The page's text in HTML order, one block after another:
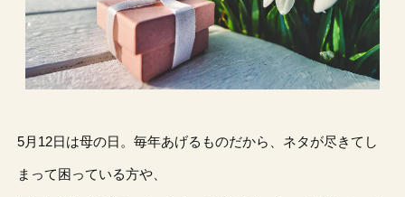
5月12日は母の日。毎年あげるものだから、ネタが尽きてし
まって困っている方や、